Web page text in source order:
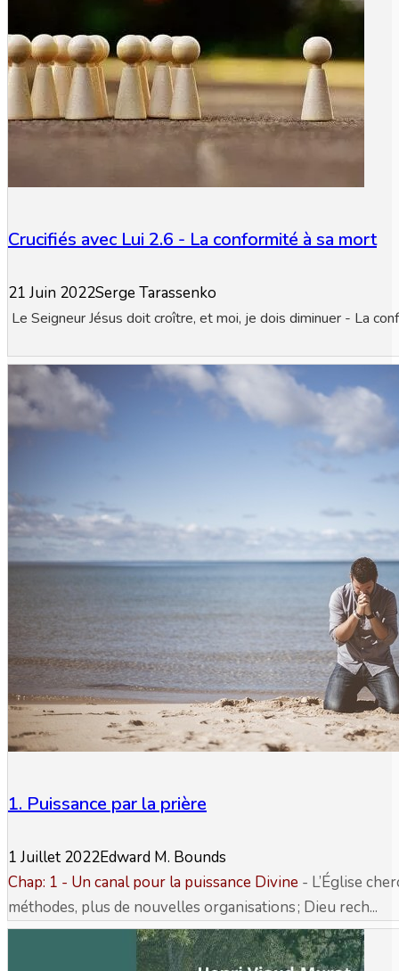
Crucifiés avec Lui 2.6 - La conformité à sa mort
21 Juin 2022Serge Tarassenko
Le Seigneur Jésus doit croître, et moi, je dois diminuer - La
1. Puissance par la prière
1 Juillet 2022Edward M. Bounds
Chap: 1 - Un canal pour la puissance Divine - L’Église
méthodes, plus de nouvelles organisations ; Dieu rech...